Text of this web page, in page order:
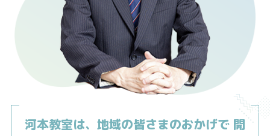
河本教室は、地域の皆さまのおかげで 開